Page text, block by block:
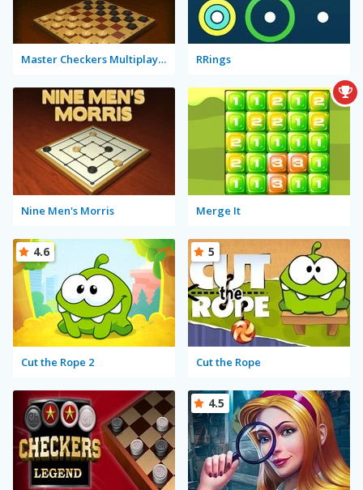
Master Checkers Multiplayer RRings
Nine Men's Morris Merge It
Cut the Rope 2
4.6
Cut the Rope
5
4.5